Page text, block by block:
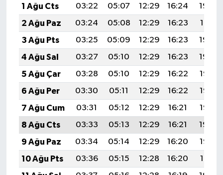
1 Ağu Cts
03:22 05:07 12:29 16:24
19:42
2 Ağu Paz
03:24 05:08 12:29 16:23
19:41
3 Ağu Pts
03:25 05:09 12:29 16:23
19:40
4 Ağu Sal
03:27 05:10 12:29 16:23
19:39
5 Ağu Çar
03:28 05:10 12:29 16:22
19:38
6 Ağu Per
03:30 05:11 12:29 16:22
19:36
7 Ağu Cum
03:31 05:12 12:29 16:21
19:35
8 Ağu Cts
03:33 05:13 12:29 16:21
19:34
9 Ağu Paz
03:34 05:14 12:29 16:20
19:33
10 Ağu Pts
03:36 05:15 12:28 16:20
19:31